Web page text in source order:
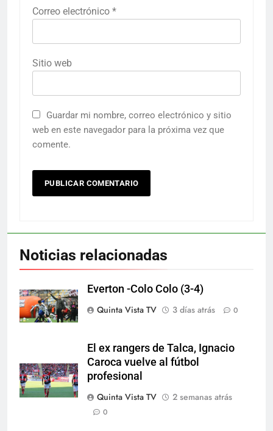
Correo electrónico *
Sitio web
Guardar mi nombre, correo electrónico y sitio
web en este navegador para la próxima vez que
comente.
Noticias relacionadas
Everton -Colo Colo (3-4)
Quinta Vista TV
3 días atrás 0
El ex rangers de Talca, Ignacio
Caroca vuelve al fútbol
profesional
Quinta Vista TV
2 semanas atrás
0